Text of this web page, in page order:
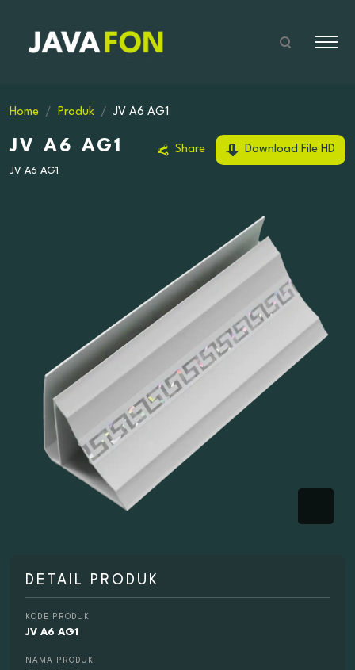
Home Produk JV A6 AG1
JV A6 AG1
JV A6 AG1
Share Download File HD
DETAIL PRODUK
KODE PRODUK
JV A6 AG1
NAMA PRODUK